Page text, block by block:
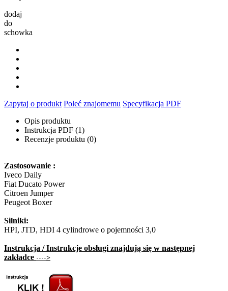
dodaj
do
schowka
Zapytaj o produkt Poleć znajomemu Specyfikacja PDF
Opis produktu
Instrukcja PDF (1)
Recenzje produktu (0)
Zastosowanie :
Iveco Daily
Fiat Ducato Power
Citroen Jumper
Peugeot Boxer
Silniki:
HPI, JTD, HDI 4 cylindrowe o pojemności 3,0
Instrukcja / Instrukcje obsługi znajdują się w następnej
zakładce ---->